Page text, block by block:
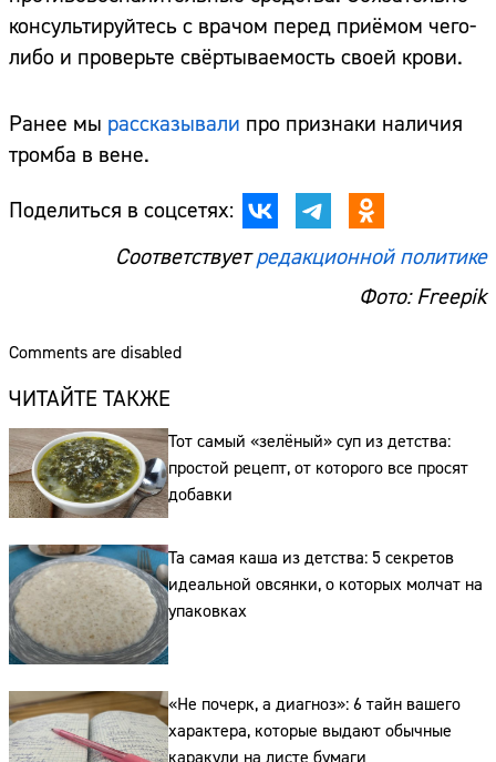
консультируйтесь с врачом перед приёмом чего-
либо и проверьте свёртываемость своей крови.
Ранее мы рассказывали про признаки наличия
тромба в вене.
Поделиться в соцсетях:
Соответствуетредакционной политике
Фото: Freepik
Comments are disabled
ЧИТАЙТЕ ТАКЖЕ
Тот самый «зелёный» суп из детства:
простой рецепт, от которого все просят
добавки
Та самая каша из детства: 5 секретов
идеальной овсянки, о которых молчат на
упаковках
«Не почерк, а диагноз»: 6 тайн вашего
характера, которые выдают обычные